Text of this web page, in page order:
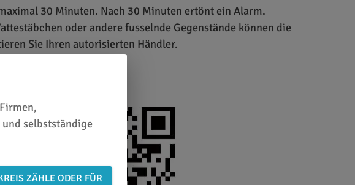
30 Minuten. Nach 30 Minuten ertönt ein Alarm.
oder andere fusselnde Gegenstände können die
Sie Ihren autorisierten Händler.
selbstständige
ZÄHLE ODER FÜR